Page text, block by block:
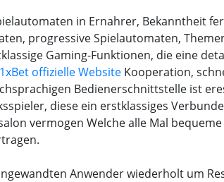
in Ernahrer, Bekanntheit
progressive Spielautomaten,
Gaming-Funktionen, die eine
1xBet offizielle Website Kooperation,
Bedienerschnittstelle ist
diese ein erstklassiges
vermogen Welche alle Mal
Anwender wiederholt um